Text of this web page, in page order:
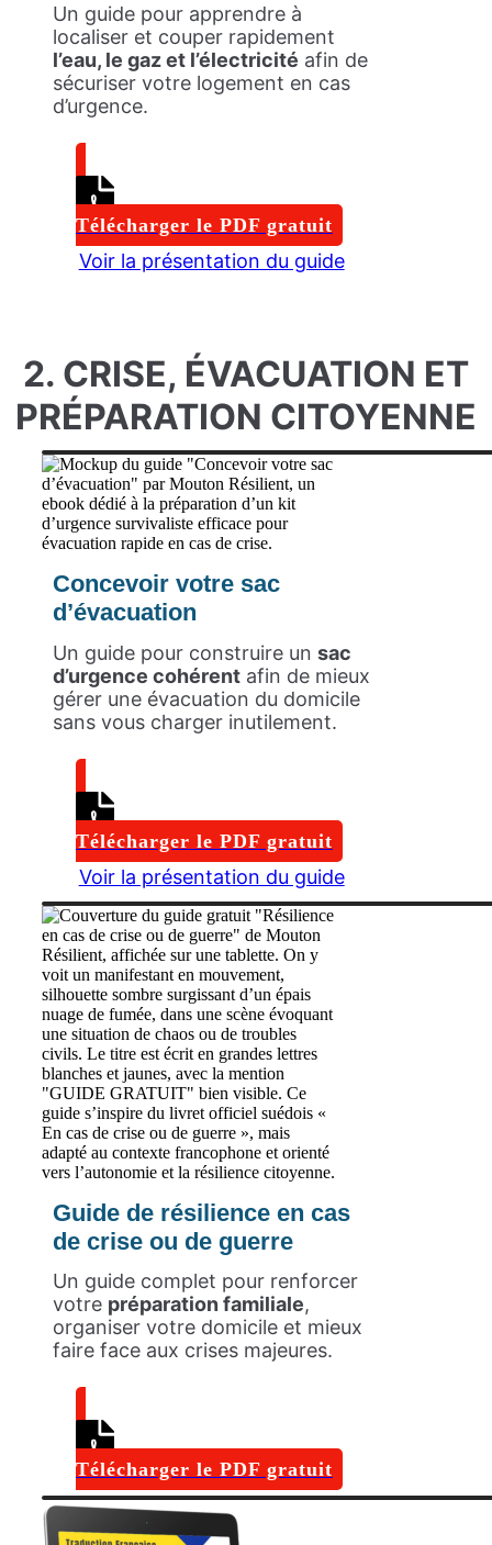
Un guide pour apprendre à
localiser et couper rapidement
l’eau, le gaz et l’électricité afin de
sécuriser votre logement en cas
d’urgence.
Télécharger le PDF gratuit
Voir la présentation du guide
2. CRISE, ÉVACUATION ET
PRÉPARATION CITOYENNE
Concevoir votre sac
d’évacuation
Un guide pour construire un sac
d’urgence cohérent afin de mieux
gérer une évacuation du domicile
sans vous charger inutilement.
Télécharger le PDF gratuit
Voir la présentation du guide
Guide de résilience en cas
de crise ou de guerre
Un guide complet pour renforcer
votre préparation familiale,
organiser votre domicile et mieux
faire face aux crises majeures.
Télécharger le PDF gratuit